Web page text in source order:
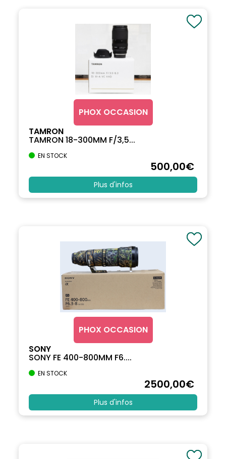
PHOX OCCASION
TAMRON
TAMRON 18-300MM F/3,5...
EN STOCK
500,00€
Plus d'infos
PHOX OCCASION
SONY
SONY FE 400-800MM F6....
EN STOCK
2500,00€
Plus d'infos